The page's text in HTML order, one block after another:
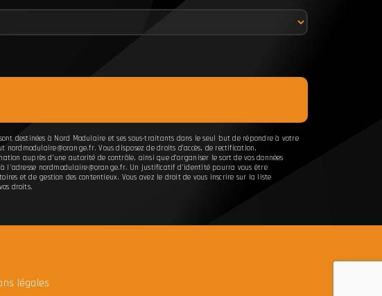
destinées à Nord Modulaire et ses sous-traitants dans le seul but de répondre à votre
nordmodulaire@orange.fr. Vous disposez de droits d’accès, de rectification,
auprès d’une autorité de contrôle, ainsi que d’organiser le sort de vos données
l'adresse nordmodulaire@orange.fr. Un justificatif d'identité pourra vous être
et de gestion des contentieux. Vous avez le droit de vous inscrire sur la liste
droits.
légales